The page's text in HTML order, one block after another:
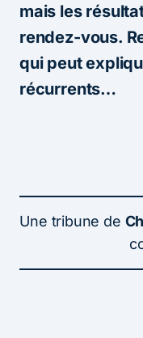
mais les
rendez-vous.
qui peut
récurrents…
Une tribune de